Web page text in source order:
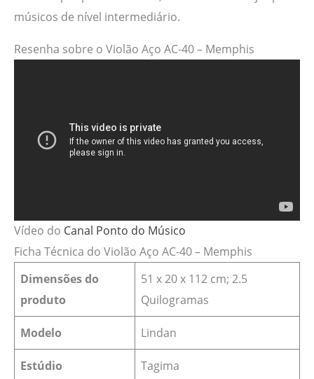
músicos de nível intermediário.
Resenha sobre o Violão Aço AC-40 – Memphis
Vídeo do Canal Ponto do Músico
Ficha Técnica do Violão Aço AC-40 – Memphis
Dimensõesdo
produto
51 x 20 x 112 cm; 2.5
Quilogramas
Modelo Lindan
Estúdio Tagima